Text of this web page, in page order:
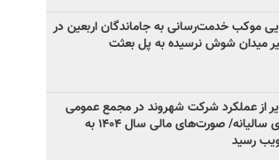
موکب خدمت‌رسانی به جاماندگان اربعین در
میدان شوش نرسیده به پل بعثت
از عملکرد شرکت شهروند در مجمع عمومی
عادی سالیانه/ صورت‌های مالی سال ۱۴۰۴ به
رسید